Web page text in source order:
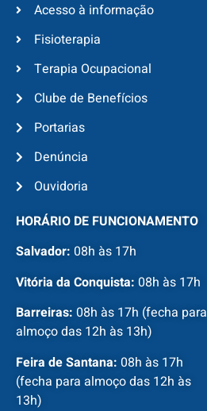
Acesso à informação
Fisioterapia
Terapia Ocupacional
Clube de Benefícios
Portarias
Denúncia
Ouvidoria
HORÁRIO DE FUNCIONAMENTO
Salvador: 08h às 17h
Vitória da Conquista: 08h às 17h
Barreiras: 08h às 17h (fecha para
almoço das 12h às 13h)
Feira de Santana: 08h às 17h
(fecha para almoço das 12h às
13h)